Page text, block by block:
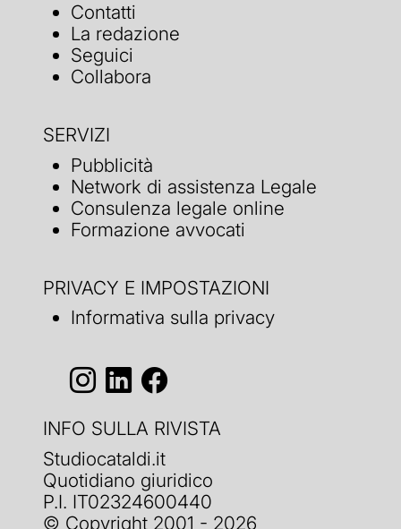
Contatti
La redazione
Seguici
Collabora
SERVIZI
Pubblicità
Network di assistenza Legale
Consulenza legale online
Formazione avvocati
PRIVACY E IMPOSTAZIONI
Informativa sulla privacy
INFO SULLA RIVISTA
Studiocataldi.it
Quotidiano giuridico
P.I. IT02324600440
© Copyright 2001 - 2026